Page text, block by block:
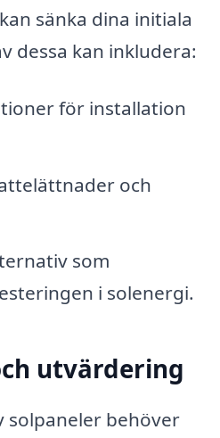
sänka dina initiala
dessa kan inkludera:
för installation
och
som
i solenergi.
utvärdering
solpaneler behöver